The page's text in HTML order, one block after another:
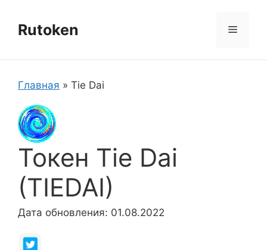
содержимому
Rutoken Меню
Главная » Tie Dai
Токен Tie Dai
(TIEDAI)
Дата обновления: 01.08.2022